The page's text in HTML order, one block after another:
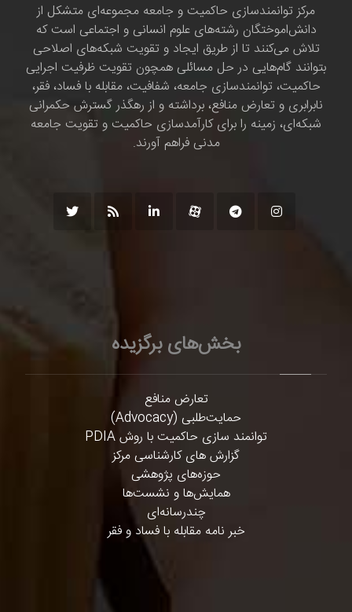
مرکز توانمندسازی حاکمیت و جامعه مجموعه‌ای متشکل از
دانش‌اموختگان رشته‌های علوم انسانی و اجتماعی است که
تلاش می‌کنند تا از طریق ایجاد و تقویت شبکه‌های اصلاحی
بتوانند گام‌هایی در حل مسائلی همچون تقویت ظرفیت اجرایی
حاکمیت، توانمندسازی جامعه، شفافیت، مقابله با فساد، فقر،
نابرابری و تعارض منافع، برداشته و از رهگذر گسترش حکمرانی
شبکه‌ای، زمینه را برای کارآمدسازی حاکمیت و تقویت جامعه
مدنی فراهم آورند.
بخش‌های برگزیده
تعارض منافع
حمایت‌طلبی (Advocacy)
توانمند سازی حاکمیت با روش PDIA
گزارش های کارشناسی مرکز
حوزه‌های پژوهشی
همایش‌ها و نشست‌ها
چندرسانه‌ای
خبر نامه مقابله با فساد و فقر